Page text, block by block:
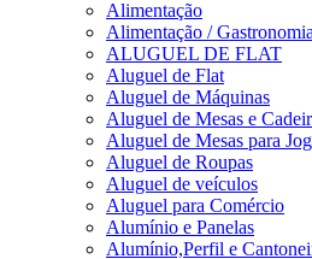
Alimentação
Alimentação / Gastronomia
ALUGUEL DE FLAT
Aluguel de Flat
Aluguel de Máquinas
Aluguel de Mesas e
Aluguel de Mesas para
Aluguel de Roupas
Aluguel de veículos
Aluguel para Comércio
Alumínio e Panelas
Alumínio,Perfil e